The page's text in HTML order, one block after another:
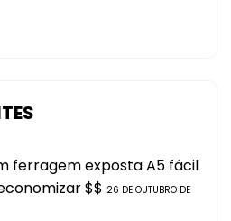
ferragem exposta A5 fácil
$$ 26 DE OUTUBRO DE